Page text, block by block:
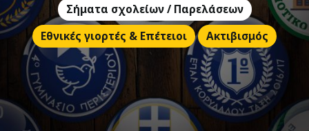
Σήματα σχολείων / Παρελάσεων
Εθνικές γιορτές & Επέτειοι
Ακτιβισμός